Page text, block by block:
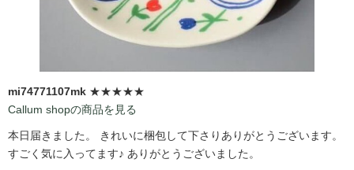
mi74771107mk ★★★★★
Callum shopの商品を見る
本日届きました。 きれいに梱包して下さりありがとうございます。
すごく気に入ってます♪ ありがとうございました。